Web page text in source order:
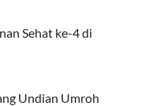
Sehat ke-4 di
Undian Umroh